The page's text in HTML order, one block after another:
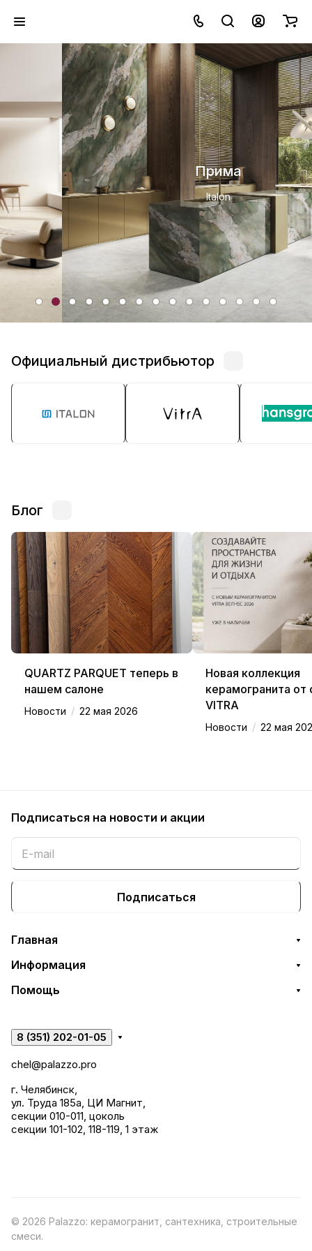
Прима
Italon
Официальный дистрибьютор
Блог
QUARTZ PARQUET теперь в
нашем салоне
Новости / 22 мая 2026
Новая коллекция
керамогранита от
VITRA
Новости / 22 мая
Подписаться на новости и акции
Подписаться
Главная
Информация
Помощь
8 (351) 202-01-05
chel@palazzo.pro
г. Челябинск,
ул. Труда 185а, ЦИ Магнит,
секции 010-011, цоколь
секции 101-102, 118-119, 1 этаж
© 2026 Palazzo: керамогранит, сантехника, строительные
смеси.